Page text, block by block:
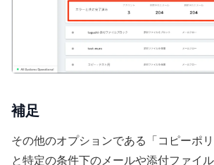
補足
その他のオプションである「コピーポ
と特定の条件下のメールや添付ファイ